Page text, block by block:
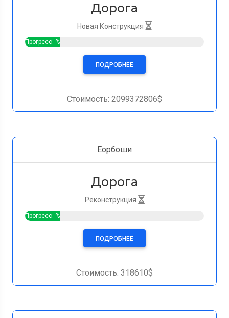
Дорога
Новая Конструкция
Прогресс: %
ПОДРОБНЕЕ
Стоимость: 2099372806$
Еорбоши
Дорога
Реконструкция
Прогресс: %
ПОДРОБНЕЕ
Стоимость: 318610$